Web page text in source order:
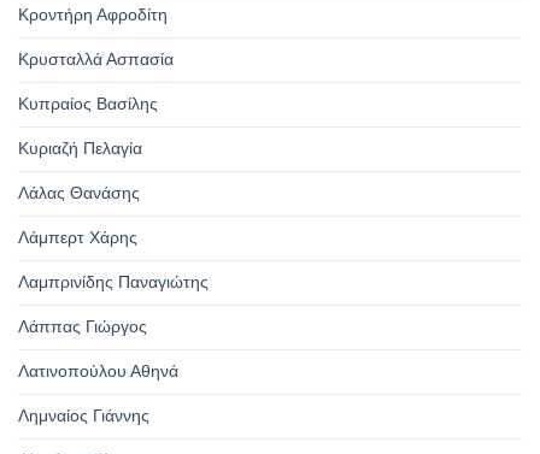
Κροντήρη Αφροδίτη
Κρυσταλλά Ασπασία
Κυπραίος Βασίλης
Κυριαζή Πελαγία
Λάλας Θανάσης
Λάμπερτ Χάρης
Λαμπρινίδης Παναγιώτης
Λάππας Γιώργος
Λατινοπούλου Αθηνά
Λημναίος Γιάννης